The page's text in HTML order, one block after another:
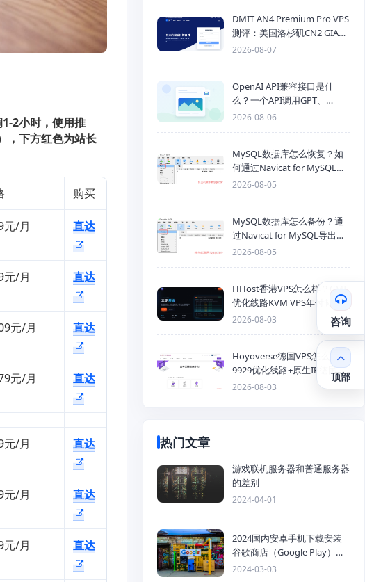
2小时， 使用推
，下方红色为站长
购买
元/月 直达
元/月 直达
元/月 直达
元/月 直达
元/月 直达
元/月 直达
元/月 直达
DMIT AN4 Premium Pro VPS
测评：美国洛杉矶CN2 GIA三
网优化线路性能测试
2026-08-07
OpenAI API兼容接口是什
么？一个API调用GPT、
Claude、Gemini、DeepSeek
2026-08-06
MySQL数据库怎么恢复？如
何通过Navicat for MySQL导
入SQL备份文件
2026-08-05
MySQL数据库怎么备份？通
过Navicat for MySQL导出
Mysql数据库为SQL格式备份
2026-08-05
HHost香港VPS怎么样？CMI
优化线路KVM VPS年付$25
起，4GB内存优惠套餐
2026-08-03
Hoyoverse德国VPS怎么样？
9929优化线路+原生IP德国
KVM VPS推荐
2026-08-03
热门文章
游戏联机服务器和普通服务器
的差别
2024-04-01
2024国内安卓手机下载安装
谷歌商店（Google Play）详
细步骤
2024-03-03
咨询
顶部